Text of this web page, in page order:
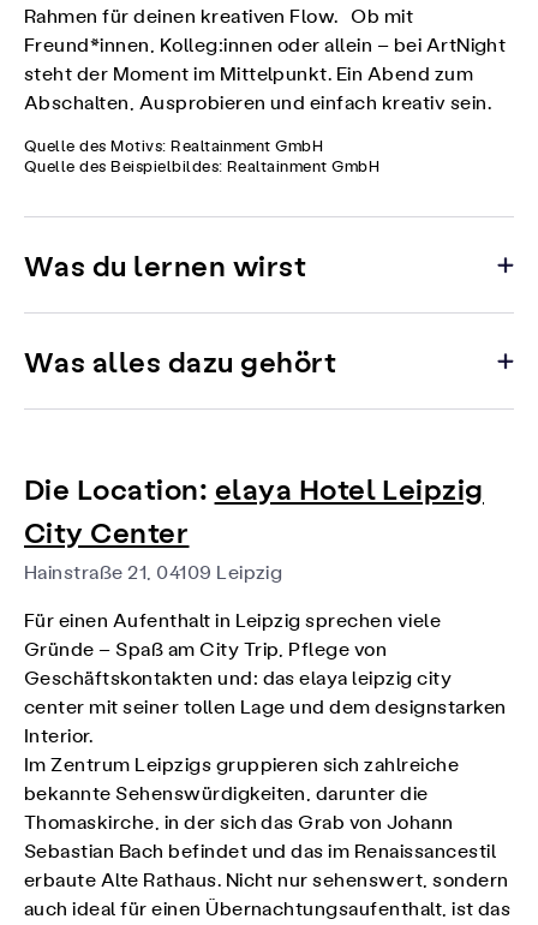
Rahmen für deinen kreativen Flow. Ob mit
Freund*innen, Kolleg:innen oder allein – bei ArtNight
steht der Moment im Mittelpunkt. Ein Abend zum
Abschalten, Ausprobieren und einfach kreativ sein.
Quelle des Motivs: Realtainment GmbH
Quelle des Beispielbildes: Realtainment GmbH
Was du lernen wirst
Was alles dazu gehört
Die Location: elaya Hotel Leipzig
City Center
Hainstraße 21, 04109 Leipzig
Für einen Aufenthalt in Leipzig sprechen viele
Gründe – Spaß am City Trip, Pflege von
Geschäftskontakten und: das elaya leipzig city
center mit seiner tollen Lage und dem designstarken
Interior.
Im Zentrum Leipzigs gruppieren sich zahlreiche
bekannte Sehenswürdigkeiten, darunter die
Thomaskirche, in der sich das Grab von Johann
Sebastian Bach befindet und das im Renaissancestil
erbaute Alte Rathaus. Nicht nur sehenswert, sondern
auch ideal für einen Übernachtungsaufenthalt, ist das